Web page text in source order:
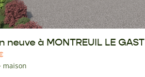
neuve à MONTREUIL LE GAST
maison